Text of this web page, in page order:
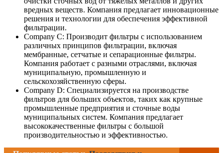
вредных веществ. Компания предлагает инновационные
решения и технологии для обеспечения эффективной
фильтрации.
Company C: Производит фильтры с использованием
различных принципов фильтрации, включая
мембранные, сетчатые и сепарационные фильтры.
Компания работает с разными отраслями, включая
муниципальную, промышленную и
сельскохозяйственную сферы.
Company D: Специализируется на производстве
фильтров для больших объектов, таких как крупные
промышленные предприятия и сточные воды
муниципальных систем. Компания предлагает
высококачественные фильтры с большой
производительностью и эффективностью.